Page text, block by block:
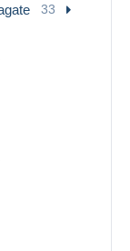
33